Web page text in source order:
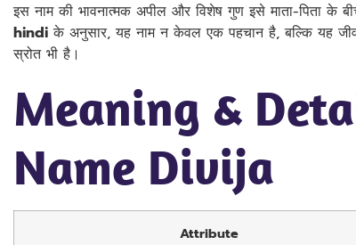
इस नाम की भावनात्मक अपील और विशेष गुण इसे माता-पिता के
hindi के अनुसार, यह नाम न केवल एक पहचान है, बल्कि यह
स्रोत भी है।
Meaning &
Name Divija
Attribute